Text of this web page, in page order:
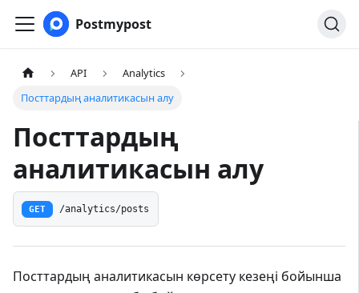
Postmypost
API
Analytics
Посттардың аналитикасын алу
Посттардың
аналитикасын алу
GET /analytics/posts
Посттардың аналитикасын көрсету кезеңі бойынша